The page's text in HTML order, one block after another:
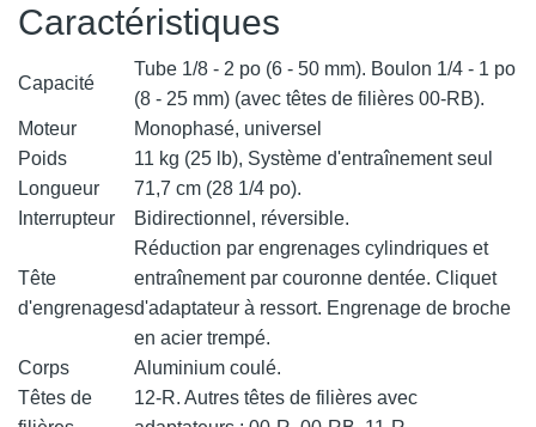
Caractéristiques
Capacité
Tube 1/8 - 2 po (6 - 50 mm). Boulon 1/4 - 1 po
(8 - 25 mm) (avec têtes de filières 00-RB).
Moteur
Monophasé, universel
Poids
11 kg (25 lb), Système d'entraînement seul
Longueur
71,7 cm (28 1/4 po).
Interrupteur
Bidirectionnel, réversible.
Tête
d'engrenages
Réduction par engrenages cylindriques et
entraînement par couronne dentée. Cliquet
d'adaptateur à ressort. Engrenage de broche
en acier trempé.
Corps
Aluminium coulé.
Têtes de
12-R. Autres têtes de filières avec